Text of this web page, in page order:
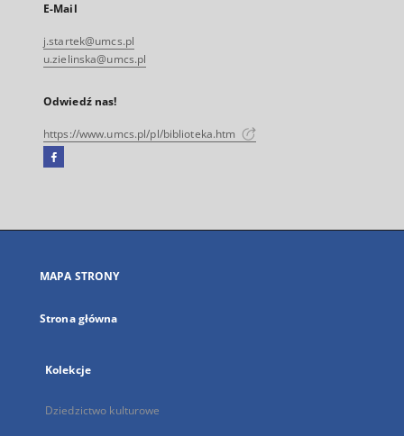
E-Mail
j.startek@umcs.pl
u.zielinska@umcs.pl
Odwiedź nas!
https://www.umcs.pl/pl/biblioteka.htm
Facebook
się
karcie
MAPA STRONY
Strona główna
Kolekcje
Dziedzictwo kulturowe